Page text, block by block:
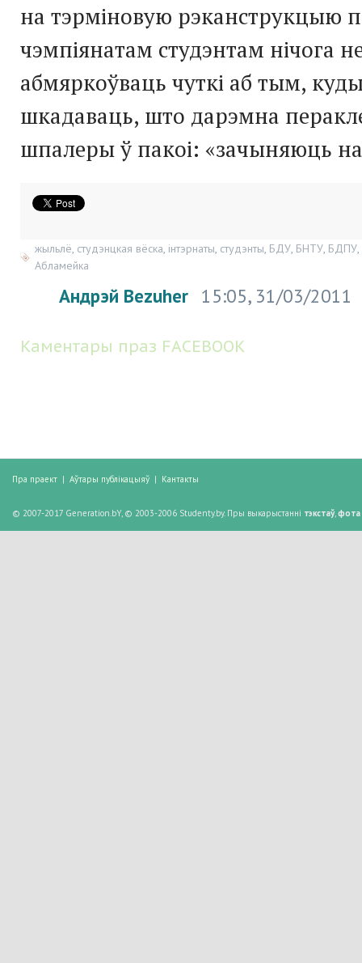
на тэрміновую рэканструкцыю
чэмпіянатам студэнтам нічога
абмяркоўваць чуткі аб тым,
шкадаваць, што дарэмна
шпалеры ў пакоі: «зачыняюць
жыльлё студэнцкая вёска інтэрнаты студэнты БДУ БНТУ БДПУ
Абламейка
Андрэй Bezuher 15:05, 31/03/2011
Каментары праз FACEBOOK
Пра праект | Аўтары публікацыяў | Кантакты
© 2007-2017 Generation.bY, © 2003-2006 Studenty.by. Пры выкарыстанні тэкстаў, фота